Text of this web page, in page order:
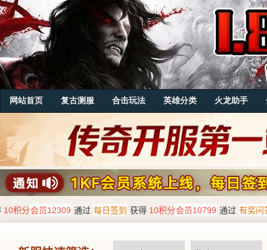
网站首页 复古测服 合击玩法 英雄分类 火龙助手